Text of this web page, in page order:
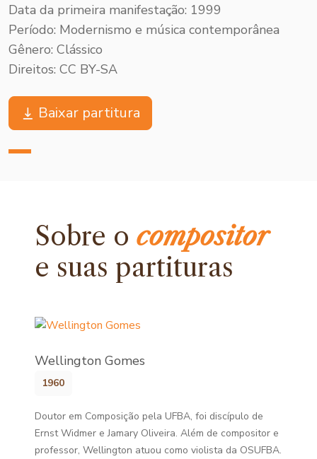
Data da primeira manifestação: 1999
Período: Modernismo e música contemporânea
Gênero: Clássico
Direitos: CC BY-SA
Baixar partitura
Sobre ocompositor
e suas partituras
Wellington Gomes
1960
Doutor em Composição pela UFBA, foi discípulo de
Ernst Widmer e Jamary Oliveira. Além de compositor e
professor, Wellington atuou como violista da OSUFBA.